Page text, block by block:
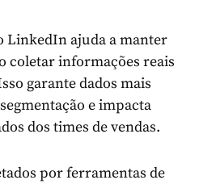
LinkedIn ajuda a manter
coletar informações reais
garante dados mais
e impacta
dos times de vendas.
por ferramentas de